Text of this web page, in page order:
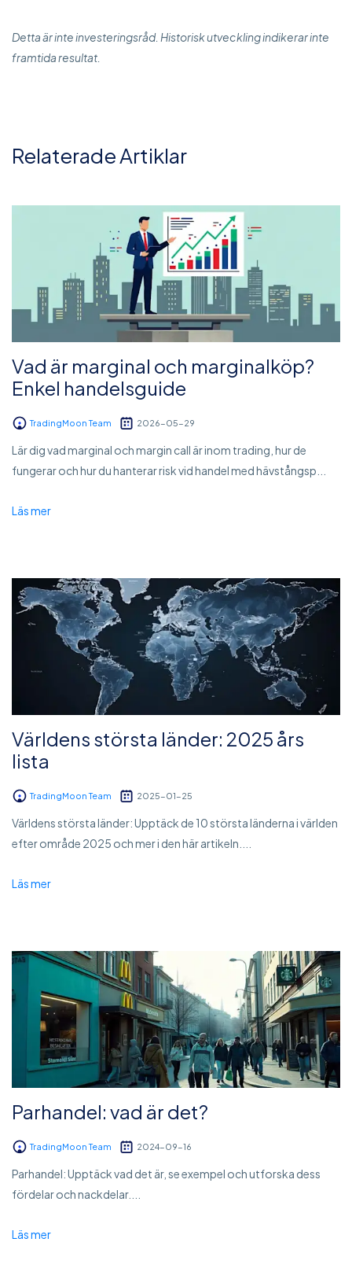
Detta är inte investeringsråd. Historisk utveckling indikerar inte
framtida resultat.
Relaterade Artiklar
Vad är marginal och marginalköp?
Enkel handelsguide
TradingMoon Team 2026-05-29
Lär dig vad marginal och margin call är inom trading, hur de
fungerar och hur du hanterar risk vid handel med hävstångsp...
Läs mer
Världens största länder: 2025 års
lista
TradingMoon Team 2025-01-25
Världens största länder: Upptäck de 10 största länderna i världen
efter område 2025 och mer i den här artikeln....
Läs mer
Parhandel: vad är det?
TradingMoon Team 2024-09-16
Parhandel: Upptäck vad det är, se exempel och utforska dess
fördelar och nackdelar....
Läs mer